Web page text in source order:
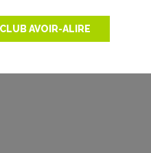
AVOIR-ALIRE